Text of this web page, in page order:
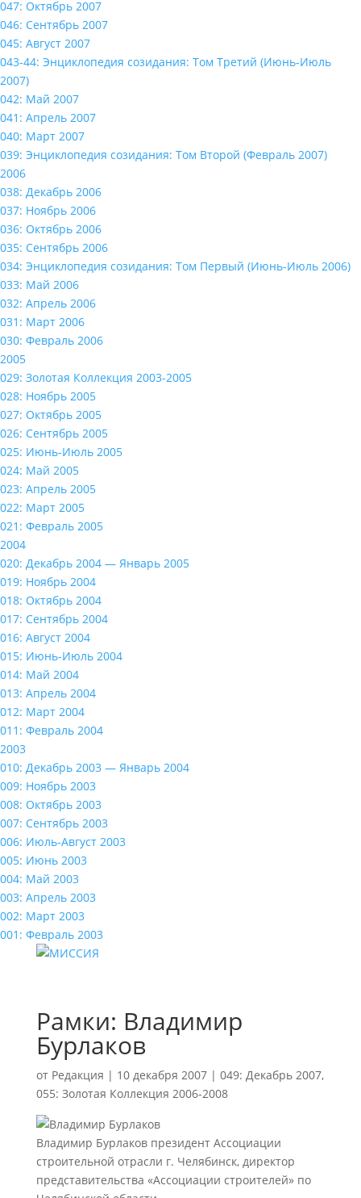
047: Октябрь 2007
046: Сентябрь 2007
045: Август 2007
043-44: Энциклопедия созидания: Том Третий (Июнь-Июль
2007)
042: Май 2007
041: Апрель 2007
040: Март 2007
039: Энциклопедия созидания: Том Второй (Февраль 2007)
2006
038: Декабрь 2006
037: Ноябрь 2006
036: Октябрь 2006
035: Сентябрь 2006
034: Энциклопедия созидания: Том Первый (Июнь-Июль 2006)
033: Май 2006
032: Апрель 2006
031: Март 2006
030: Февраль 2006
2005
029: Золотая Коллекция 2003-2005
028: Ноябрь 2005
027: Октябрь 2005
026: Сентябрь 2005
025: Июнь-Июль 2005
024: Май 2005
023: Апрель 2005
022: Март 2005
021: Февраль 2005
2004
020: Декабрь 2004 — Январь 2005
019: Ноябрь 2004
018: Октябрь 2004
017: Сентябрь 2004
016: Август 2004
015: Июнь-Июль 2004
014: Май 2004
013: Апрель 2004
012: Март 2004
011: Февраль 2004
2003
010: Декабрь 2003 — Январь 2004
009: Ноябрь 2003
008: Октябрь 2003
007: Сентябрь 2003
006: Июль-Август 2003
005: Июнь 2003
004: Май 2003
003: Апрель 2003
002: Март 2003
001: Февраль 2003
Рамки: Владимир
Бурлаков
от Редакция | 10 декабря 2007| 049: Декабрь 2007,
055: Золотая Коллекция 2006-2008
Владимир Бурлаков президент Ассоциации
строительной отрасли г. Челябинск, директор
представительства «Ассоциации строителей» по